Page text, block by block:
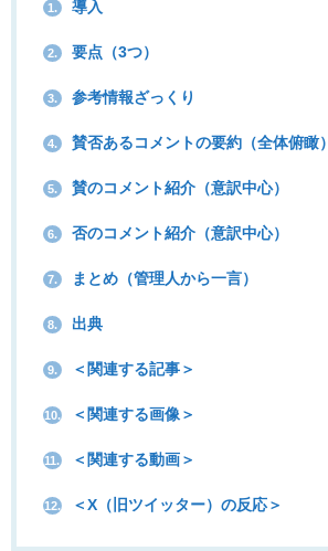
1. 導入
2. 要点（3つ）
3. 参考情報ざっくり
4. 賛否あるコメントの要約（全体俯瞰）
5. 賛のコメント紹介（意訳中心）
6. 否のコメント紹介（意訳中心）
7. まとめ（管理人から一言）
8. 出典
9. ＜関連する記事＞
10. ＜関連する画像＞
11. ＜関連する動画＞
12. ＜X（旧ツイッター）の反応＞